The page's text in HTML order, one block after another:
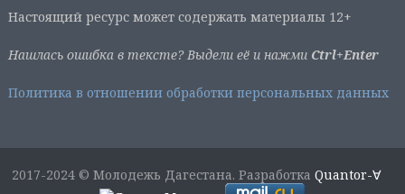
Настоящий ресурс может содержать материалы 12+
Нашлась ошибка в тексте? Выдели её и нажми Ctrl+Enter
Политика в отношении обработки персональных данных
2017-2024 © Молодежь Дагестана. РазработкаQuantor-∀